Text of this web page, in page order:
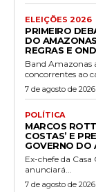
ELEIÇÕES 2026
PRIMEIRO
DO
REGRAS E
Band Amazonas
concorrentes ao
7 de agosto de 2026
POLÍTICA
MARCOS
COSTAS’ E
GOVERNO DO
Ex-chefe da
anunciará...
7 de agosto de 2026